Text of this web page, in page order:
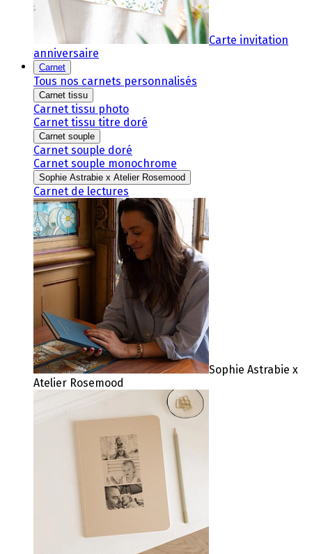
Carte invitation
anniversaire
Carnet
Tous nos carnets personnalisés
Carnet tissu
Carnet tissu photo
Carnet tissu titre doré
Carnet souple
Carnet souple doré
Carnet souple monochrome
Sophie Astrabie x Atelier Rosemood
Carnet de lectures
Sophie Astrabie x
Atelier Rosemood